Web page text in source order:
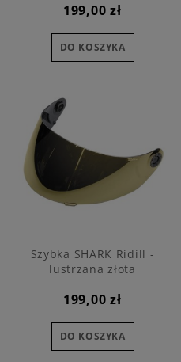
199,00 zł
DO KOSZYKA
Szybka SHARK Ridill -
lustrzana złota
199,00 zł
DO KOSZYKA